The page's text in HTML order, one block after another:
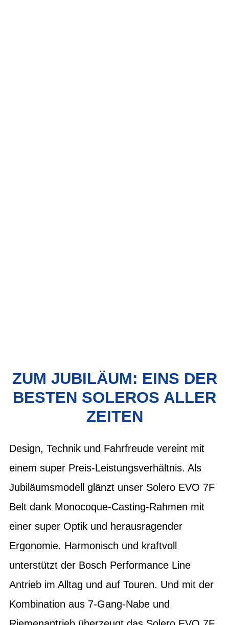
ZUM JUBILÄUM: EINS DER
BESTEN SOLEROS ALLER
ZEITEN
Design, Technik und Fahrfreude vereint mit
einem super Preis-Leistungsverhältnis. Als
Jubiläumsmodell glänzt unser Solero EVO 7F
Belt dank Monocoque-Casting-Rahmen mit
einer super Optik und herausragender
Ergonomie. Harmonisch und kraftvoll
unterstützt der Bosch Performance Line
Antrieb im Alltag und auf Touren. Und mit der
Kombination aus 7-Gang-Nabe und